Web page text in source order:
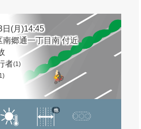
日(月)14:45
南郷通一丁目南 付近
者(1)
他